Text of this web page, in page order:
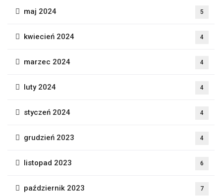
maj 2024 5
kwiecień 2024 4
marzec 2024 4
luty 2024 4
styczeń 2024 4
grudzień 2023 4
listopad 2023 6
październik 2023 7